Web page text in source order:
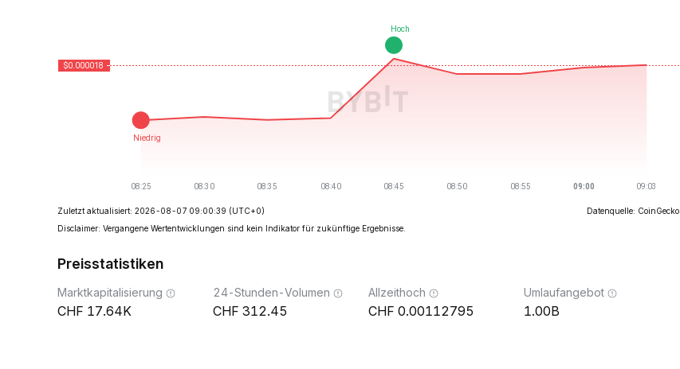
Zuletzt aktualisiert: 2026-08-07 09:00:39 (UTC+0)
Datenquelle: CoinGecko
Disclaimer: Vergangene Wertentwicklungen sind kein Indikator für zukünftige Ergebnisse.
Preisstatistiken
Marktkapitalisierung
17.64K
24-Stunden-Volumen
312.45
Allzeithoch
0.00112795
Umlaufangebot
1.00B